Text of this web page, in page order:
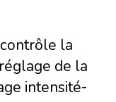
la
de la
intensité-